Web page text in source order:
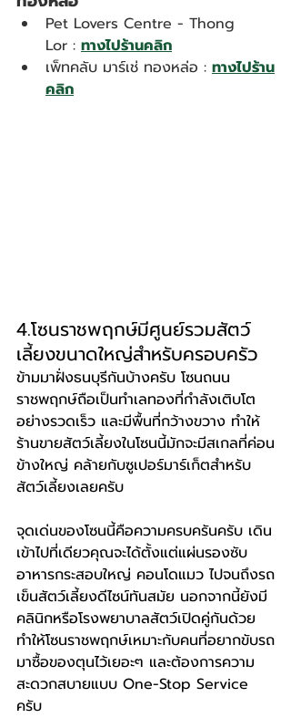
Pet Lovers Centre - Thong
Lor : ทางไปร้านคลิก
เพ็ทคลับ มาร์เช่ ทองหล่อ : ทางไปร้าน
คลิก
4.โซนราชพฤกษ์มีศูนย์รวมสัตว์
เลี้ยงขนาดใหญ่สำหรับครอบครัว
ข้ามมาฝั่งธนบุรีกันบ้างครับ โซนถนน
ราชพฤกษ์ถือเป็นทำเลทองที่กำลังเติบโต
อย่างรวดเร็ว และมีพื้นที่กว้างขวาง ทำให้
ร้านขายสัตว์เลี้ยงในโซนนี้มักจะมีสเกลที่ค่อน
ข้างใหญ่ คล้ายกับซูเปอร์มาร์เก็ตสำหรับ
สัตว์เลี้ยงเลยครับ
จุดเด่นของโซนนี้คือความครบครันครับ เดิน
เข้าไปที่เดียวคุณจะได้ตั้งแต่แผ่นรองซับ
อาหารกระสอบใหญ่ คอนโดแมว ไปจนถึงรถ
เข็นสัตว์เลี้ยงดีไซน์ทันสมัย นอกจากนี้ยังมี
คลินิกหรือโรงพยาบาลสัตว์เปิดคู่กันด้วย
ทำให้โซนราชพฤกษ์เหมาะกับคนที่อยากขับรถ
มาซื้อของตุนไว้เยอะๆ และต้องการความ
สะดวกสบายแบบ One-Stop Service
ครับ